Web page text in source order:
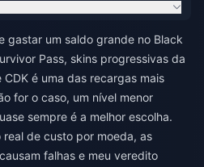
gastar um saldo grande no Black
Pass, skins progressivas da
é uma das recargas mais
for o caso, um nível menor
sempre é a melhor escolha.
de custo por moeda, as
falhas e meu veredito